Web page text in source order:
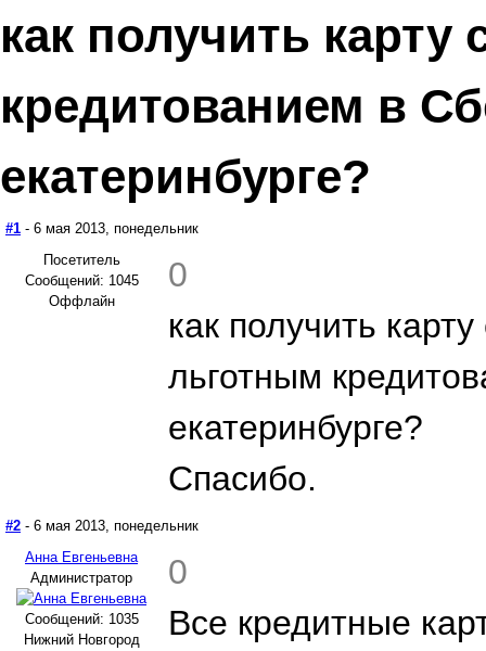
как получить карту
кредитованием в
екатеринбурге?
#1 - 6 мая 2013, понедельник
Посетитель
Сообщений: 1045
Оффлайн
0
как получить
льготным
екатеринбурге?
Спасибо.
#2 - 6 мая 2013, понедельник
Анна Евгеньевна
Администратор
Сообщений: 1035
Нижний Новгород
0
Все кредитные